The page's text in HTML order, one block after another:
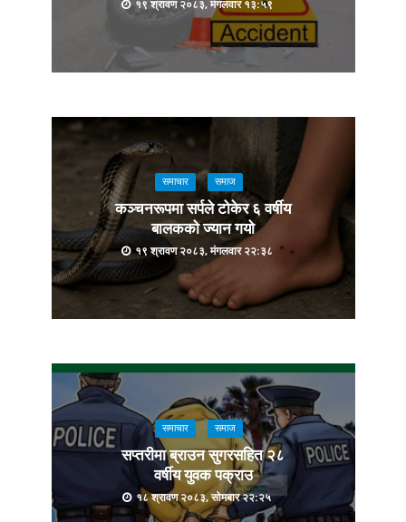
१९ श्रावण २०८३, मंगलवार १३:५९
समाचार समाज
कञ्चनरूपमा सर्पले टोकेर ६ वर्षीय
बालकको ज्यान गयो
१९ श्रावण २०८३, मंगलवार २२:३८
समाचार समाज
सप्तरीमा ब्राउन सुगरसहित २८
वर्षीय युवक पक्राउ
१८ श्रावण २०८३, सोमबार २२:२५